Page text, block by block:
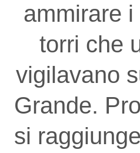
ammirare
torri che
vigilavano
Grande.
si